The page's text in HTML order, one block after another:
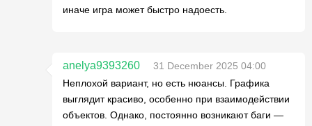
иначе игра может быстро надоесть.
anelya9393260
31 December 2025 04:00
Неплохой вариант, но есть нюансы. Графика
выглядит красиво, особенно при взаимодействии
объектов. Однако, постоянно возникают баги —